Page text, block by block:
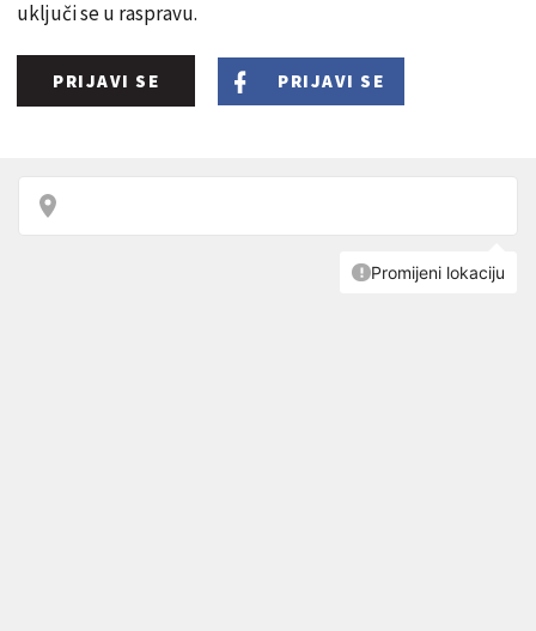
uključi se u raspravu.
PRIJAVI SE PRIJAVI SE